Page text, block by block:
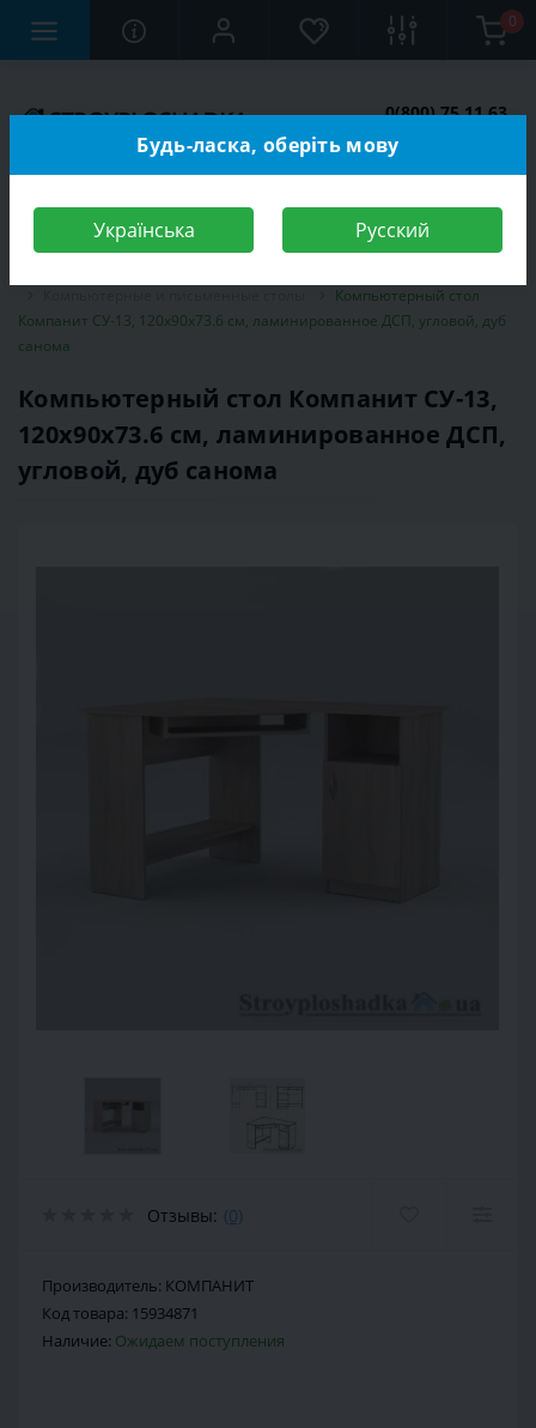
0
0(800) 75 11 63
Компьютерный стол
Компанит СУ-13, 120х90х73.6 см, ламинированное ДСП, угловой, дуб
санома
Компьютерный стол Компанит СУ-13,
120х90х73.6 см, ламинированное ДСП,
угловой, дуб санома
Отзывы: (0)
Производитель: КОМПАНИТ
Код товара: 15934871
Наличие: Ожидаем поступления
Будь-ласка, оберіть мову
Українська Русский